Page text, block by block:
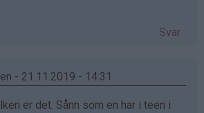
Svar
- 21.11.2019 - 14:31
er det. Sånn som en har i teen i